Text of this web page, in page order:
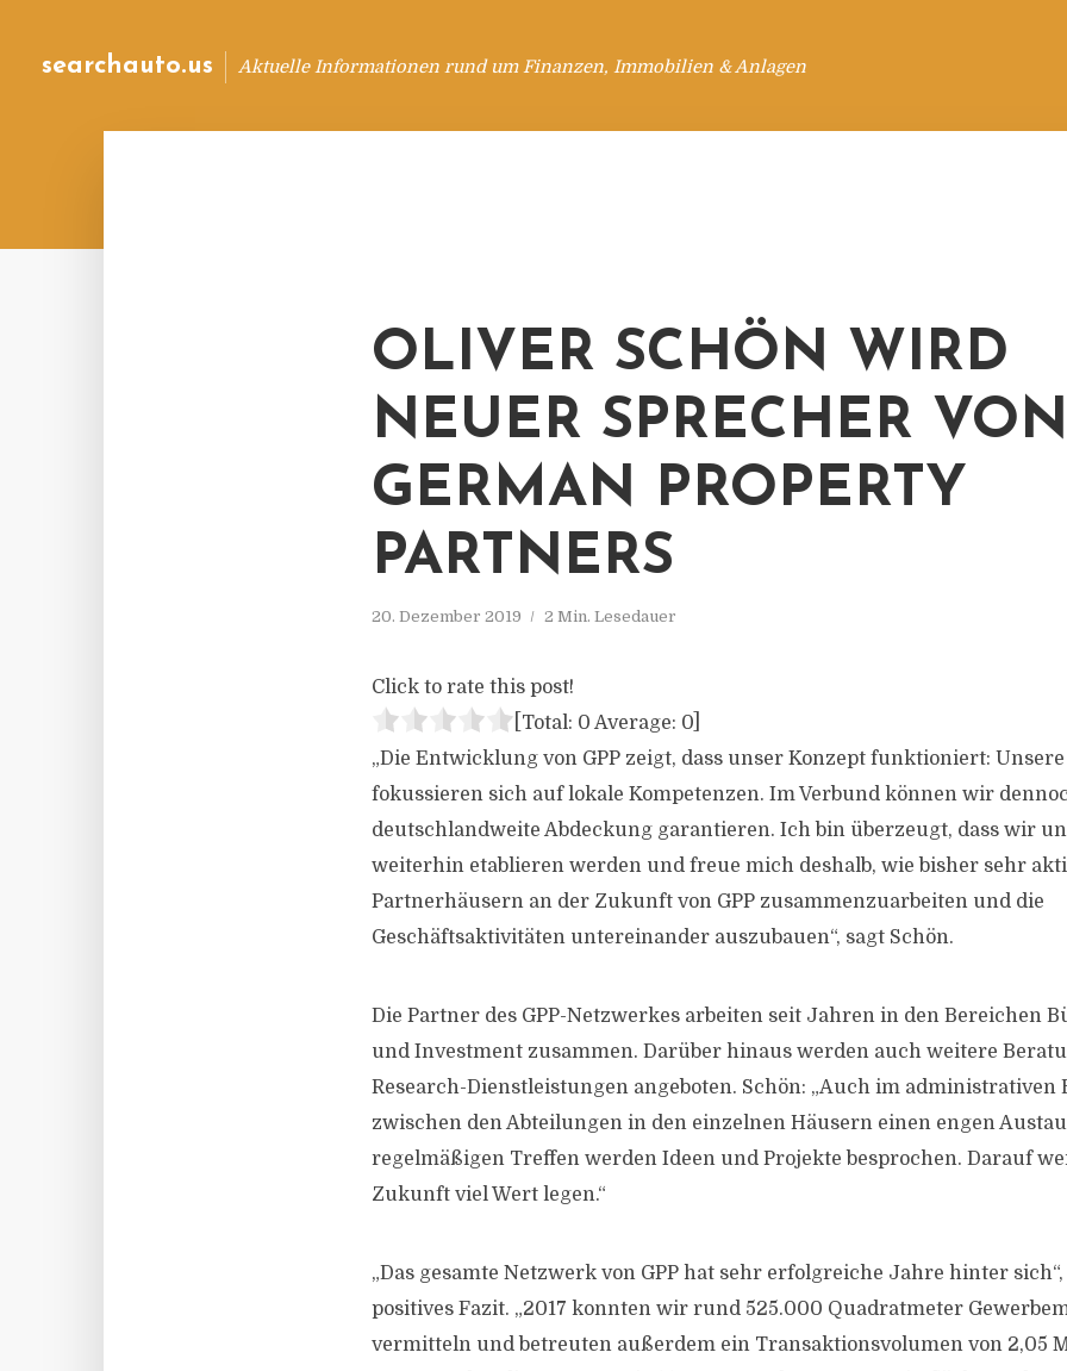
searchauto.us Aktuelle Informationen rund um Finanzen, Immobilien & Anlagen
OLIVER SCHÖN WIRD
NEUER SPRECHER VON
GERMAN PROPERTY
PARTNERS
20. Dezember 2019 2 Min. Lesedauer
Click to rate this post!
[Total: 0 Average: 0
„Die Entwicklung von GPP zeigt, dass unser Konzept funktioniert:
fokussieren sich auf lokale Kompetenzen. Im Verbund können wir
deutschlandweite Abdeckung garantieren. Ich bin überzeugt, dass wir
weiterhin etablieren werden und freue mich deshalb, wie bisher sehr
Partnerhäusern an der Zukunft von GPP zusammenzuarbeiten und die
Geschäftsaktivitäten untereinander auszubauen“, sagt Schön.
Die Partner des GPP-Netzwerkes arbeiten seit Jahren in den Bereichen
und Investment zusammen. Darüber hinaus werden auch weitere
Research-Dienstleistungen angeboten. Schön: „Auch im administrativen
zwischen den Abteilungen in den einzelnen Häusern einen engen
regelmäßigen Treffen werden Ideen und Projekte besprochen. Darauf
Zukunft viel Wert legen.“
„Das gesamte Netzwerk von GPP hat sehr erfolgreiche Jahre hinter
positives Fazit. „2017 konnten wir rund 525.000 Quadratmeter
vermitteln und betreuten außerdem ein Transaktionsvolumen von 2,05